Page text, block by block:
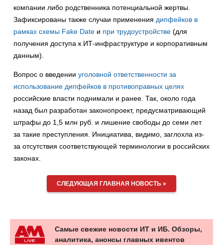
компании либо родственника потенциальной жертвы.
Зафиксированы также случаи применения дипфейков в
рамках схемы Fake Date и при трудоустройстве (для
получения доступа к ИТ-инфраструктуре и корпоративным
данным).
Вопрос о введении уголовной ответственности за
использование дипфейков в противоправных целях
российские власти поднимали и ранее. Так, около года
назад был разработан законопроект, предусматривающий
штрафы до 1,5 млн руб. и лишение свободы до семи лет
за такие преступления. Инициатива, видимо, заглохла из-
за отсутствия соответствующей терминологии в российских
законах.
СЛЕДУЮЩАЯ ГЛАВНАЯ НОВОСТЬ »
Самые свежие новости ИТ и ИБ. Обзоры,
аналитика, анонсы главных ивентов